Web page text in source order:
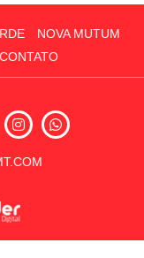
NOVA MUTUM
CONTATO